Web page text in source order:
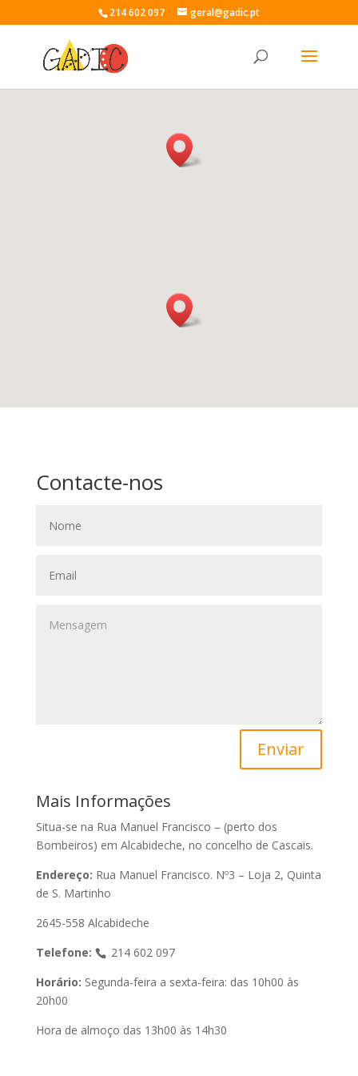
214 602 097 geral@gadic.pt
Contacte-nos
Enviar
Mais Informações
Situa-se na Rua Manuel Francisco – (perto dos
Bombeiros) em Alcabideche, no concelho de Cascais.
Endereço: Rua Manuel Francisco. Nº3 – Loja 2, Quinta
de S. Martinho
2645-558 Alcabideche
Telefone:
214 602 097
Horário: Segunda-feira a sexta-feira: das 10h00 às
20h00
Hora de almoço das 13h00 às 14h30